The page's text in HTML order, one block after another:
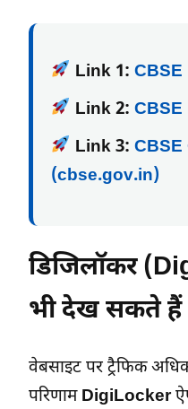
Link 1:
Link 2:
Link 3:
(cbse.gov.in)
डिजिलॉकर
भी देख सकते हैं
वेबसाइट पर ट्रैफिक
परिणाम DigiLocker